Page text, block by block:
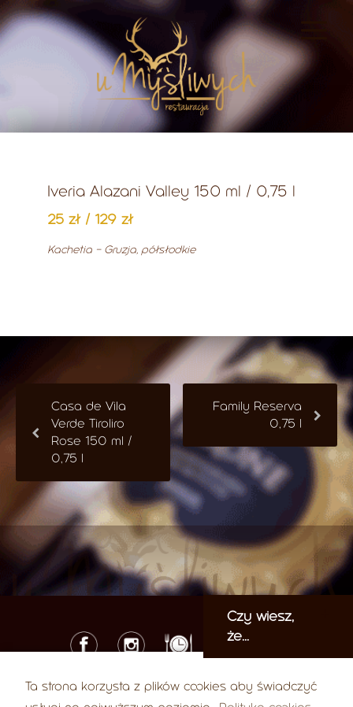
Ta strona korzysta z plików cookies aby świadczyć
Iveria Alazani Valley 150 ml / 0,75 l
25 zł / 129 zł
Kachetia - Gruzja, półsłodkie
Casa de Vila
Verde Tiroliro
Rose 150 ml /
0,75 l
Family Reserva
0,75 l
Czy wiesz,
że...
© 2026 U Myśliwych